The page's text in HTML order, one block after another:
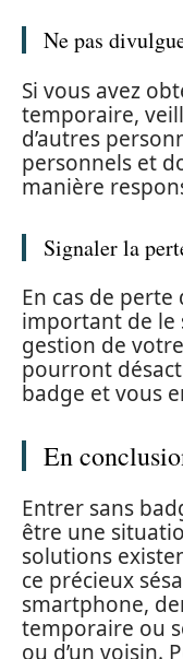
Ne pas
Si vous avez
temporaire,
d’autres
personnels et
manière
Signaler la
En cas de
important de le
gestion de
pourront
badge et vous
En
Entrer sans
être une
solutions
ce précieux
smartphone,
temporaire ou
ou d’un voisin.